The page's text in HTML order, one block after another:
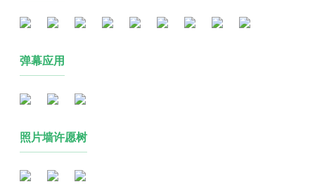
弹幕应用
照片墙许愿树